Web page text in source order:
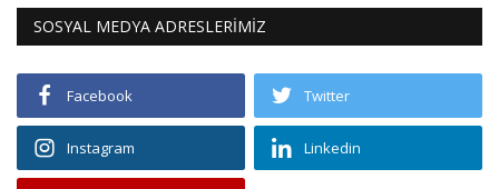
SOSYAL MEDYA ADRESLERİMİZ
Facebook Twitter
Instagram Linkedin